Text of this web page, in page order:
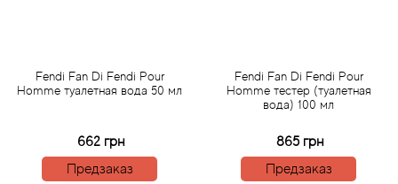
Fendi Fan Di Fendi Pour
Homme туалетная вода 50 мл
662 грн
Предзаказ
Fendi Fan Di Fendi Pour
Homme тестер (туалетная
вода) 100 мл
865 грн
Предзаказ
Athena's
Atkinsons